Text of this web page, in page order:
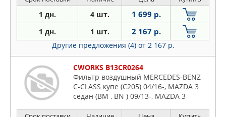
1 дн. 4 шт. 1 699 р.
1 дн. 1 шт. 2 167 р.
Другие предложения (4) от 2 167 р.
CWORKS B13CR0264
Фильтр воздушный MERCEDES-BENZ
C-CLASS купе (C205) 04/16-, MAZDA 3
седан (BM , BN ) 09/13-, MAZDA 3